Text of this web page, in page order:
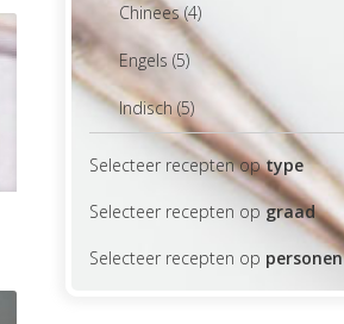
Chinees (4)
Engels (5)
Indisch (5)
Selecteer recepten optype
Selecteer recepten opgraad
Selecteer recepten op personen